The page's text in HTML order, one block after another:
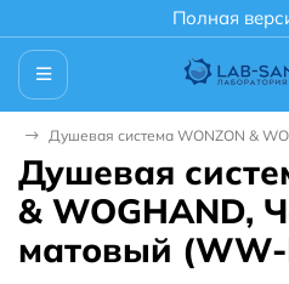
Полная
Душевая система WONZON &
Душевая
& WOGHAND,
матовый (WW-